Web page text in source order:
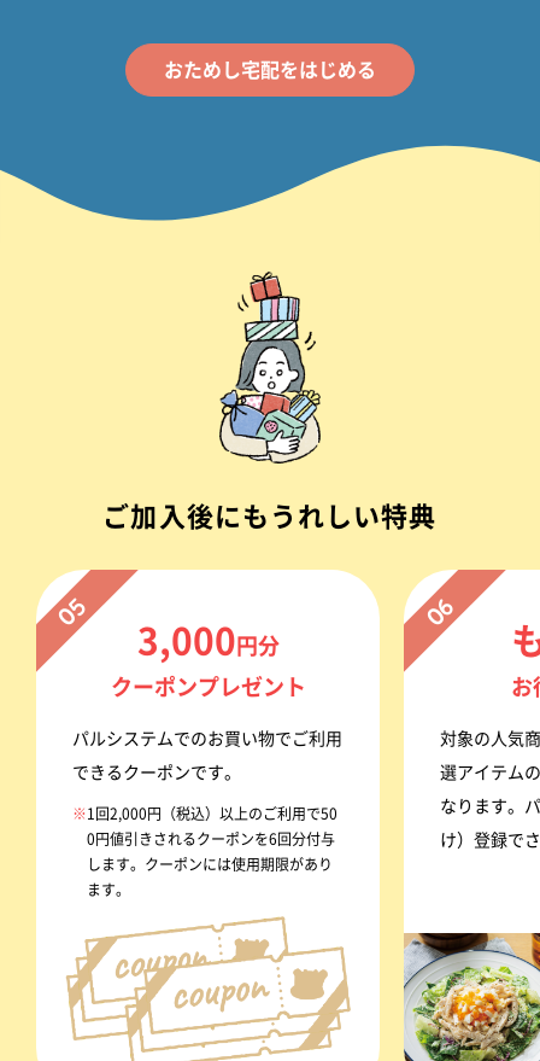
おためし宅配をはじめる
ご加入後にもうれしい特典
05
3,000 円分
クーポンプレゼント
パルシステムでのお買い物でご利用
できるクーポンです。
※ 1回2,000円（税込）以上のご利用で50
0円値引きされるクーポンを6回分付与
します。クーポンには使用期限があり
ます。
06
お
対象の人気
選アイテム
なります。
け）登録で